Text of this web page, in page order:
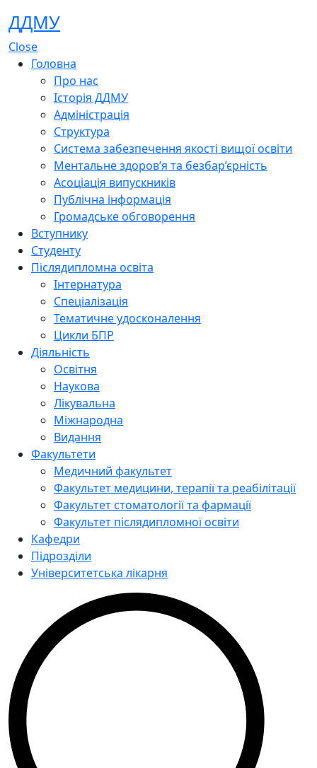
ДДМУ
Close
Головна
Про нас
Історія ДДМУ
Адміністрація
Структура
Система забезпечення якості вищої освіти
Ментальне здоров’я та безбар’єрність
Асоціація випускників
Публічна інформація
Громадське обговорення
Вступнику
Студенту
Післядипломна освіта
Інтернатура
Спеціалізація
Тематичне удосконалення
Цикли БПР
Діяльність
Освітня
Наукова
Лікувальна
Міжнародна
Видання
Факультети
Медичний факультет
Факультет медицини, терапії та реабілітації
Факультет стоматології та фармації
Факультет післядипломної освіти
Кафедри
Підрозділи
Університетська лікарня